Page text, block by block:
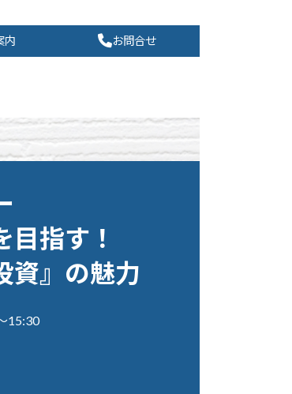
内 お問合せ
指す！
資』の魅力
15:30